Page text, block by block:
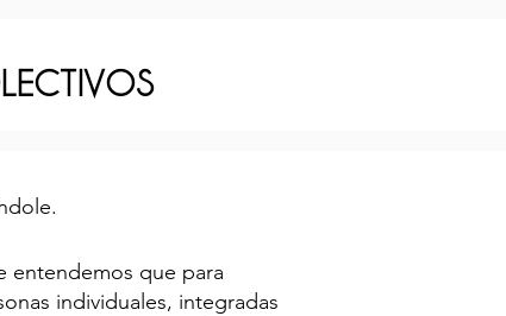
entendemos que para
individuales, integradas